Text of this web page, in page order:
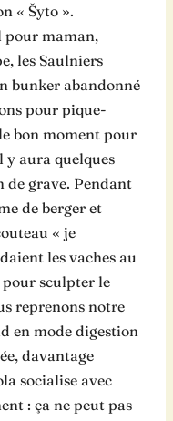
« Šyto ».
pour maman,
les Saulniers
bunker abandonné
pour pique-
bon moment pour
aura quelques
de grave. Pendant
de berger et
« je
les vaches au
sculpter le
reprenons notre
en mode digestion
davantage
socialise avec
: ça ne peut pas